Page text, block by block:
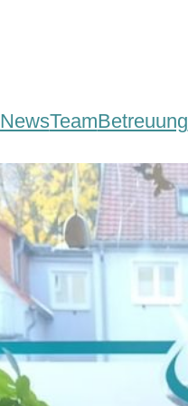
NewsTeamBetreuung